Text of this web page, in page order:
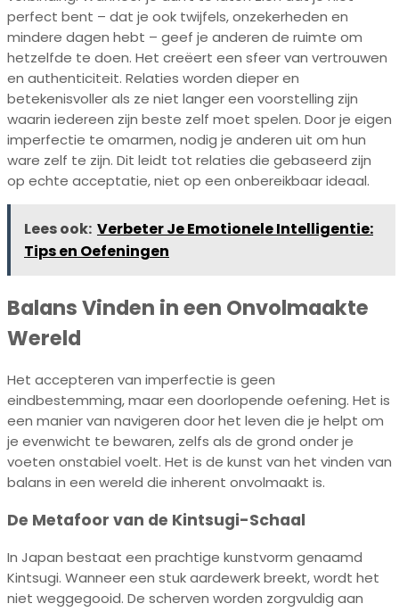
perfect bent – dat je ook twijfels, onzekerheden en
mindere dagen hebt – geef je anderen de ruimte om
hetzelfde te doen. Het creëert een sfeer van vertrouwen
en authenticiteit. Relaties worden dieper en
betekenisvoller als ze niet langer een voorstelling zijn
waarin iedereen zijn beste zelf moet spelen. Door je eigen
imperfectie te omarmen, nodig je anderen uit om hun
ware zelf te zijn. Dit leidt tot relaties die gebaseerd zijn
op echte acceptatie, niet op een onbereikbaar ideaal.
Lees ook: Verbeter Je Emotionele Intelligentie:
Tips en Oefeningen
Balans Vinden in een Onvolmaakte
Wereld
Het accepteren van imperfectie is geen
eindbestemming, maar een doorlopende oefening. Het is
een manier van navigeren door het leven die je helpt om
je evenwicht te bewaren, zelfs als de grond onder je
voeten onstabiel voelt. Het is de kunst van het vinden van
balans in een wereld die inherent onvolmaakt is.
De Metafoor van de Kintsugi-Schaal
In Japan bestaat een prachtige kunstvorm genaamd
Kintsugi. Wanneer een stuk aardewerk breekt, wordt het
niet weggegooid. De scherven worden zorgvuldig aan